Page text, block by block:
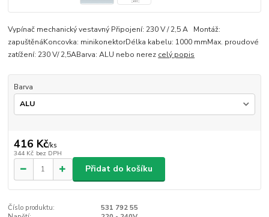
Vypínač mechanický vestavný Připojení: 230 V / 2,5 A Montáž:
zapuštěnáKoncovka: minikonektorDélka kabelu: 1000 mmMax. proudové
zatížení: 230 V/ 2,5ABarva: ALU nebo nerez celý popis
Barva
416 Kč/ks
344 Kč bez DPH
Přidat do košíku
Číslo produktu:
531 792 55